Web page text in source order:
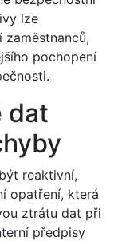
lze
pochopení
dat
reaktivní,
opatření, která
ztrátu dat při
předpisy